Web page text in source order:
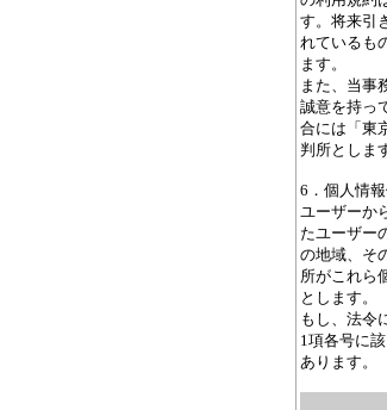
す。将来引
れているも
ます。
また、当事
誠意を持っ
合には「東
判所としま
6．個人情
ユーザーか
たユーザー
の地域、そ
所がこれら
とします。
もし、法令
1項各号に
あります。